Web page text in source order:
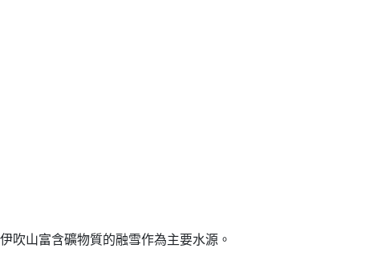
吹山富含礦物質的融雪作為主要水源。